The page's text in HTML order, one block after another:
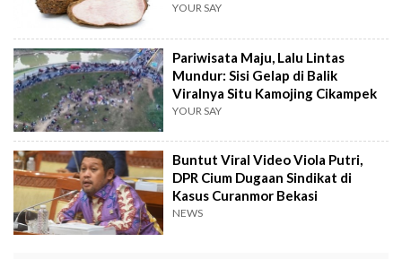
YOUR SAY
Pariwisata Maju, Lalu Lintas
Mundur: Sisi Gelap di Balik
Viralnya Situ Kamojing Cikampek
YOUR SAY
Buntut Viral Video Viola Putri,
DPR Cium Dugaan Sindikat di
Kasus Curanmor Bekasi
NEWS